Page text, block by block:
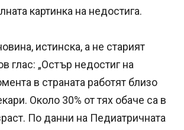
картинка на недостига.
истинска, а не старият
глас: „Остър недостиг на
в страната работят близо
Около 30% от тях обаче са в
По данни на Педиатричната